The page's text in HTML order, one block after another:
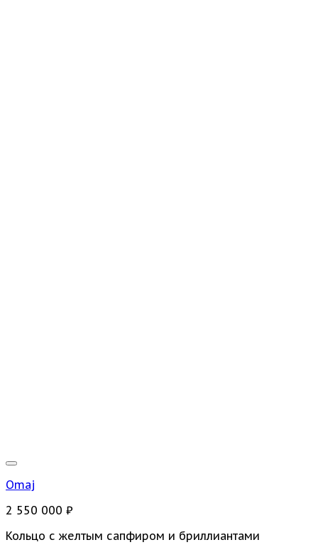
Omaj
2 550 000 ₽
Кольцо с желтым сапфиром и бриллиантами